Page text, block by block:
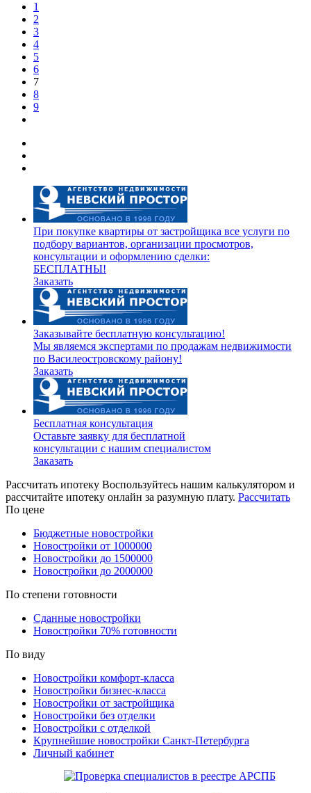
1
2
3
4
5
6
7
8
9
При покупке квартиры от застройщика все услуги по
подбору вариантов, организации просмотров,
консультации и оформлению сделки:
БЕСПЛАТНЫ!
Заказать
Заказывайте бесплатную консультацию!
Мы являемся экспертами по продажам недвижимости
по Василеостровскому району!
Заказать
Бесплатная консультация
Оставьте заявку для бесплатной
консультации с нашим специалистом
Заказать
Рассчитать ипотеку Воспользуйтесь нашим калькулятором и
рассчитайте ипотеку онлайн за разумную плату. Рассчитать
По цене
Бюджетные новостройки
Новостройки от 1000000
Новостройки до 1500000
Новостройки до 2000000
По степени готовности
Сданные новостройки
Новостройки 70% готовности
По виду
Новостройки комфорт-класса
Новостройки бизнес-класса
Новостройки от застройщика
Новостройки без отделки
Новостройки с отделкой
Крупнейшие новостройки Санкт-Петербурга
Личный кабинет